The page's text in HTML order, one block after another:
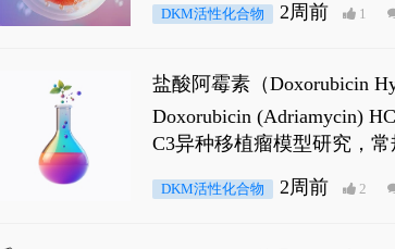
是全长 Androgen Receptor
DKM活性化合物 2周前 1
盐酸阿霉素（Doxorubicin
Doxorubicin (Adriamycin)
C3异种移植瘤模型研究，常
DKM活性化合物 2周前 2